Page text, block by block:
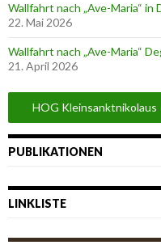
Wallfahrt nach „Ave-Maria“ in
22. Mai 2026
Wallfahrt nach „Ave-Maria“
21. April 2026
HOG Kleinsanktnikolaus
PUBLIKATIONEN
LINKLISTE